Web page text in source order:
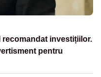
recomandat investițiilor.
pentru